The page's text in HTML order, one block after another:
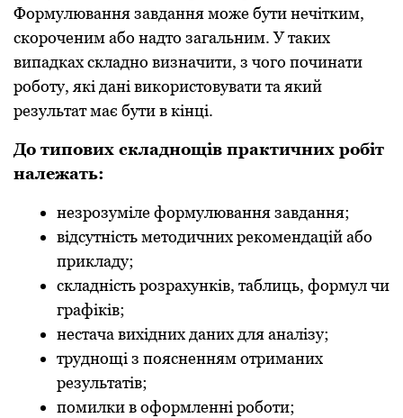
Формулювання завдання може бути нечітким,
скороченим або надто загальним. У таких
випадках складно визначити, з чого починати
роботу, які дані використовувати та який
результат має бути в кінці.
До типових складнощів практичних робіт
належать:
незрозуміле формулювання завдання;
відсутність методичних рекомендацій або
прикладу;
складність розрахунків, таблиць, формул чи
графіків;
нестача вихідних даних для аналізу;
труднощі з поясненням отриманих
результатів;
помилки в оформленні роботи;